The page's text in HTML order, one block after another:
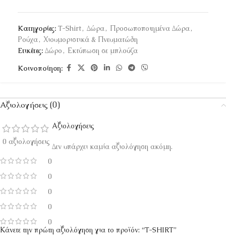
Κατηγορίες: T-Shirt, Δώρα, Προσωποποιημένα Δώρα,
Ρούχα, Χιουμοριστικά & Πνευματώδη
Ετικέτες: Δώρο , Εκτύπωση σε μπλούζα
Κοινοποίηση:
Αξιολογήσεις (0)
0 αξιολογήσεις
0
0
0
0
0
Αξιολογήσεις
Δεν υπάρχει καμία αξιολόγηση ακόμη.
Κάνετε την πρώτη αξιολόγηση για το προϊόν: “T-SHIRT”